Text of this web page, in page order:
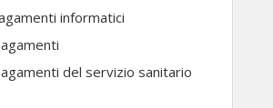
informatici
del servizio sanitario